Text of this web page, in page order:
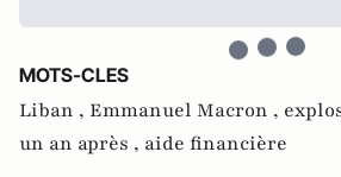
MOTS-CLES
Liban , Emmanuel Macron ,
un an après , aide financière